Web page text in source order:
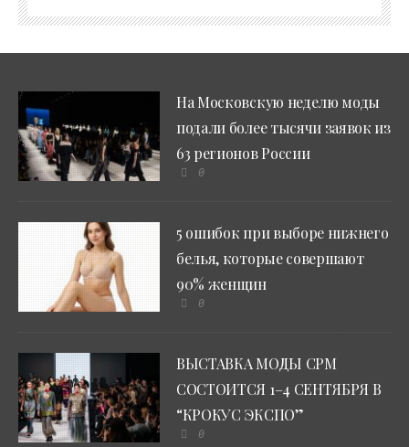
На Московскую неделю моды
подали более тысячи заявок из
63 регионов России
0
5 ошибок при выборе нижнего
белья, которые совершают
90% женщин
0
ВЫСТАВКА МОДЫ CPM
СОСТОИТСЯ 1–4 СЕНТЯБРЯ В
“КРОКУС ЭКСПО”
0